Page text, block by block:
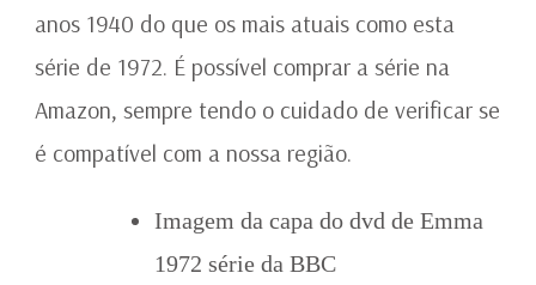
anos 1940 do que os mais atuais como esta
série de 1972. É possível comprar a série na
Amazon, sempre tendo o cuidado de verificar se
é compatível com a nossa região.
Imagem da capa do dvd de Emma
1972 série da BBC